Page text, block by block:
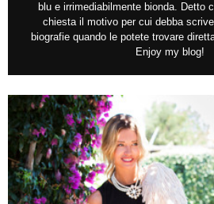
blu e irrimediabilmente bionda. Detto
chiesta il motivo per cui debba
biografie quando le potete trovare
Enjoy my blog!